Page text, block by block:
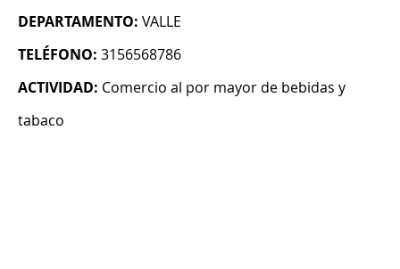
DEPARTAMENTO: VALLE
TELÉFONO: 3156568786
ACTIVIDAD: Comercio al por mayor de bebidas y
tabaco